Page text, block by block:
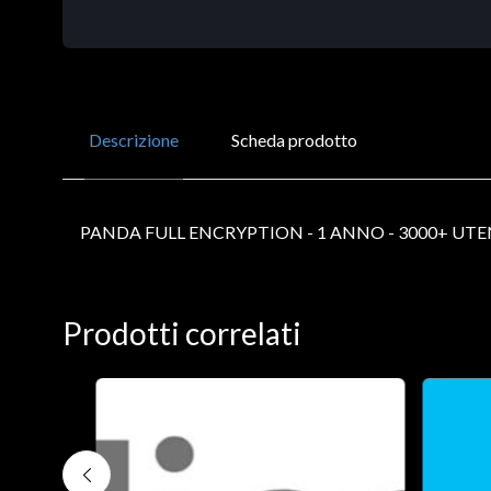
Descrizione Scheda prodotto
PANDA FULL ENCRYPTION - 1 ANNO - 3000+
Prodotti correlati